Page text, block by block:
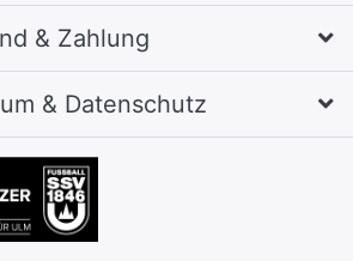
& Zahlung
& Datenschutz